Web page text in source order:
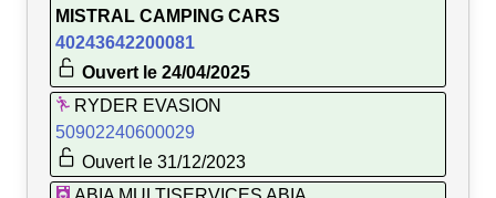
MISTRAL CAMPING CARS
40243642200081
Ouvert le 24/04/2025
RYDER EVASION
50902240600029
Ouvert le 31/12/2023